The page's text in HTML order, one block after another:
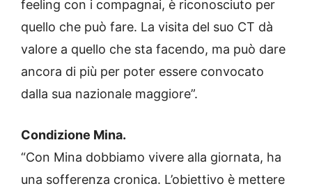
feeling con i compagnai, è riconosciuto per
quello che può fare. La visita del suo CT dà
valore a quello che sta facendo, ma può dare
ancora di più per poter essere convocato
dalla sua nazionale maggiore”.
Condizione Mina.
“Con Mina dobbiamo vivere alla giornata, ha
una sofferenza cronica. L’obiettivo è mettere